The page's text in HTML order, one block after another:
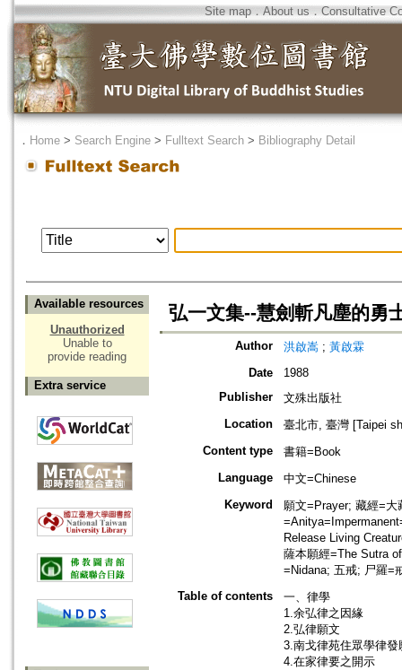
Site map．About us ． Consultative
． Home > Search Engine > Fulltext Search > Bibliography Detail
Available resources
Unauthorized
Unable to
provide reading
Extra service
弘一文集--慧劍斬凡塵的勇
Author 洪啟嵩 ; 黃啟霖
Date
1988
Publisher
文殊出版社
Location
臺北市, 臺灣 [Taipei
Content type
書籍=Book
Language
中文=Chinese
Keyword
願文=Prayer; 藏經=
Release Living
薩本願經=The Sutra
=Nidana; 五戒; 尸羅=
Table of contents
一、律學
1.余弘律之因緣
2.弘律願文
3.南戈律苑住眾學律發
4.在家律要之開示